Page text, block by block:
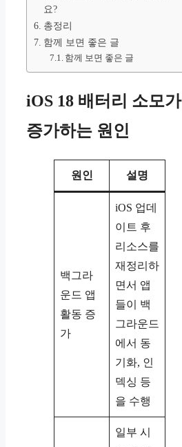
요?
총정리
함께 보면 좋은 글
함께 보면 좋은 글
iOS 18 배터리 소모가
증가하는 원인
원인 설명
백그라
운드 앱
활동 증
가
iOS 업데
이트 후
리소스를
재정리하
면서 앱
들이 백
그라운드
에서 동
기화, 인
덱싱 등
을 수행
일부 시